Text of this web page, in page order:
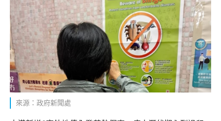
來源：政府新聞處